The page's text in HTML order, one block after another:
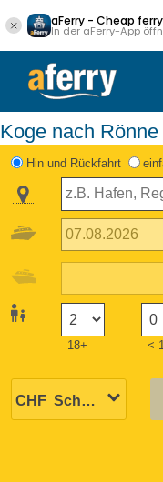
aFerry - Cheap
In der aFerry-App
Koge nach Rönne
Hin und Rückfahrt
18+ <